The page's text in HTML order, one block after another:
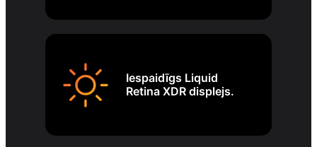
Iespaidīgs Liquid
Retina XDR displejs.